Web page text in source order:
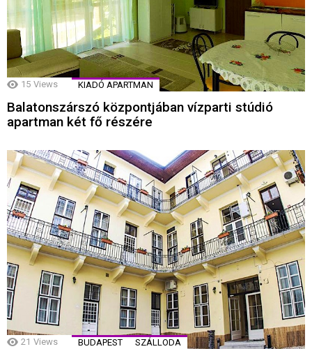
15 Views KIADÓ APARTMAN
Balatonszárszó központjában vízparti stúdió
apartman két fő részére
21 Views BUDAPEST SZÁLLODA